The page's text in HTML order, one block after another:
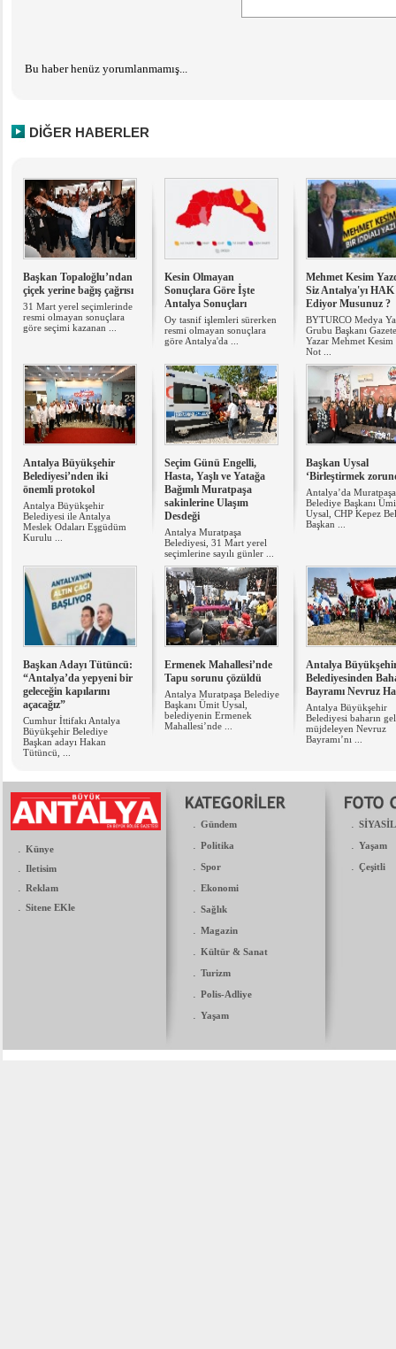
Bu haber henüz yorumlanmamış...
DİĞER HABERLER
Başkan Topaloğlu’ndan
çiçek yerine bağış çağrısı
31 Mart yerel seçimlerinde
resmi olmayan sonuçlara
göre seçimi kazanan ...
Kesin Olmayan
Sonuçlara Göre İşte
Antalya Sonuçları
Oy tasnif işlemleri sürerken
resmi olmayan sonuçlara
göre Antalya'da ...
Mehmet Kesim
Siz Antalya'yı HAK
Ediyor Musunuz ?
BYTURCO Medya
Grubu Başkanı
Yazar Mehmet Kesim
Not ...
Antalya Büyükşehir
Belediyesi’nden iki
önemli protokol
Antalya Büyükşehir
Belediyesi ile Antalya
Meslek Odaları Eşgüdüm
Kurulu ...
Seçim Günü Engelli,
Hasta, Yaşlı ve Yatağa
Bağımlı Muratpaşa
sakinlerine Ulaşım
Desdeği
Antalya Muratpaşa
Belediyesi, 31 Mart yerel
seçimlerine sayılı günler ...
Başkan Uysal
‘Birleştirmek
Antalya’da Muratpaşa
Belediye Başkanı
Uysal, CHP Kepez
Başkan ...
Başkan Adayı Tütüncü:
“Antalya’da yepyeni bir
geleceğin kapılarını
açacağız”
Cumhur İttifakı Antalya
Büyükşehir Belediye
Başkan adayı Hakan
Tütüncü, ...
Ermenek Mahallesi’nde
Tapu sorunu çözüldü
Antalya Muratpaşa Belediye
Başkanı Ümit Uysal,
belediyenin Ermenek
Mahallesi’nde ...
Antalya
Belediyesinden
Bayramı Nevruz
Antalya Büyükşehir
Belediyesi baharın
müjdeleyen Nevruz
Bayramı’nı ...
. Künye
. Iletisim
. Reklam
. Sitene EKle
. Gündem
. Politika
. Spor
. Ekonomi
. Sağlık
. Magazin
. Kültür & Sanat
. Turizm
. Polis-Adliye
. Yaşam
.
. Yaşam
. Çeşitli